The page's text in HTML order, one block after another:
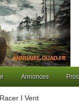
Annonces Pros
I Vent